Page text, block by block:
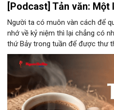
[Podcast] Tản văn: Một
Người ta có muôn vàn cách để
nhớ về kỷ niệm thì lại chẳng có
thứ Bảy trong tuần để được thư
đợi giọt đắng của đất đai, mưa
chiếc ly sứ như đợi thời gian mở